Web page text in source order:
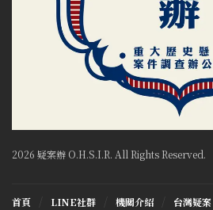
2026 疑案辦 O.H.S.I.R. All Rights Reserved.
首頁 LINE社群 機關介紹 台灣疑案